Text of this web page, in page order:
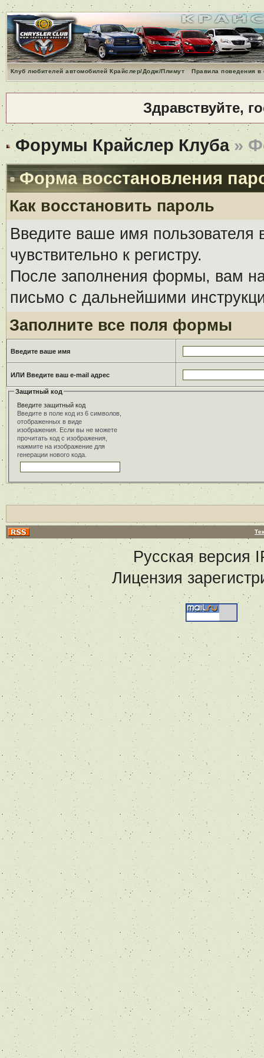
Клуб любителей автомобилей Крайслер/Додж/Плимут Правила поведения
Здравствуйте,
Форумы Крайслер Клуба»
Форма восстановления
Как восстановить пароль
Введите ваше имя
чувствительно к регистру.
После заполнения формы, вам на
письмо с дальнейшими
Заполните все поля формы
Введите ваше имя
ИЛИ Введите ваш e-mail адрес
Защитный код
Введите защитный код
Введите в поле код из 6 символов,
отображенных в виде
изображения. Если вы не можете
прочитать код с изображения,
нажмите на изображение для
генерации нового кода.
Русская версия
Лицензия